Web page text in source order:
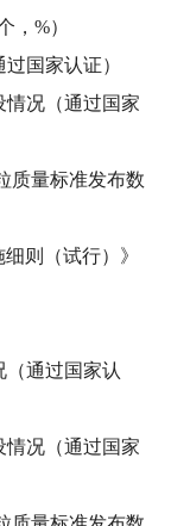
，%）
国家认证）
情况（通过国家
质量标准发布数
则（试行）》
（通过国家认
情况（通过国家